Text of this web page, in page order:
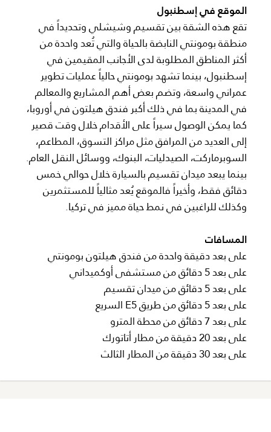
الموقع في إسطنبول
تقع هذه الشقة بين تقسيم وشيشلي وتحديداً في
منطقة بومونتي النابضة بالحياة والتي تُعد واحدة من
أكثر المناطق المطلوبة لدى الأجانب المقيمين في
إسطنبول، بينما تشهد بومونتي حالياً عمليات تطوير
عمراني واسعة، وتضم بعض أهم المشاريع والمعالم
في المدينة بما في ذلك أكبر فندق هيلتون في أوروبا،
كما يمكن الوصول سيراً على الأقدام خلال وقت قصير
إلى العديد من المرافق مثل مراكز التسوق، المطاعم،
السوبرماركت، الصيدليات، البنوك، ووسائل النقل العام.
بينما يبعد ميدان تقسيم بالسيارة خلال حوالي خمس
دقائق فقط، وأخيراً فالموقع يُعد مثالياً للمستثمرين
وكذلك للراغبين في نمط حياة مميز في تركيا.
المسافات
على بعد دقيقة واحدة من فندق هيلتون بومونتي
على بعد 5 دقائق من مستشفى أوكميداني
على بعد 5 دقائق من ميدان تقسيم
على بعد 5 دقائق من طريق E5 السريع
على بعد 7 دقائق من محطة المترو
على بعد 20 دقيقة من مطار أتاتورك
على بعد 30 دقيقة من المطار الثالث